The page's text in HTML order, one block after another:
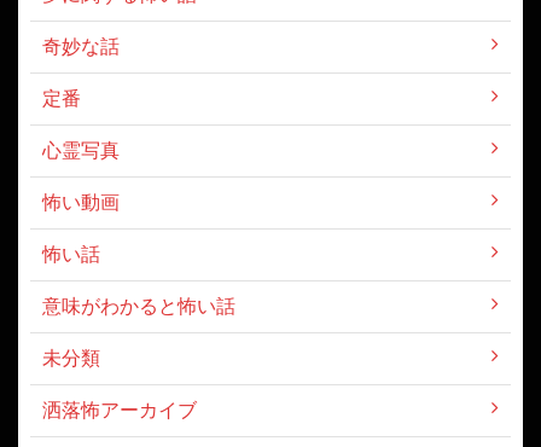
奇妙な話
定番
心霊写真
怖い動画
怖い話
意味がわかると怖い話
未分類
洒落怖アーカイブ